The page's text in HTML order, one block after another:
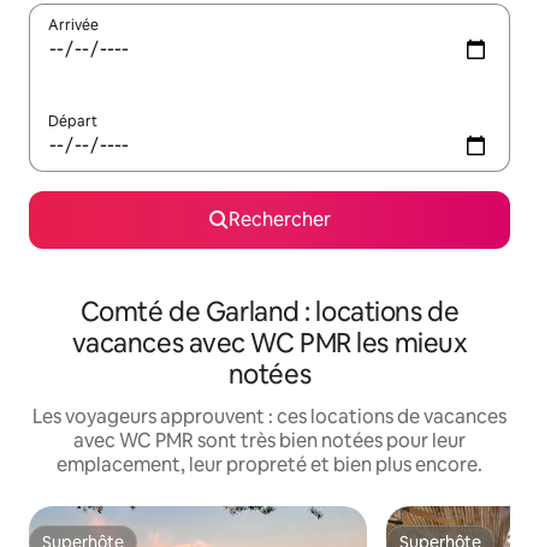
Arrivée
Départ
Rechercher
Comté de Garland : locations de
vacances avec WC PMR les mieux
notées
Les voyageurs approuvent : ces locations de vacances
avec WC PMR sont très bien notées pour leur
emplacement, leur propreté et bien plus encore.
Superhôte Superhôte